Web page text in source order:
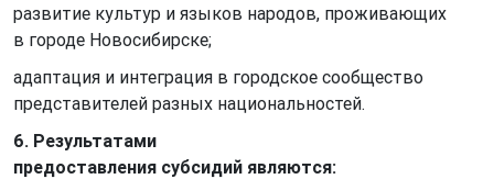
развитие культур и языков народов, проживающих
в городе Новосибирске;
адаптация и интеграция в городское сообщество
представителей разных национальностей.
6. Результатами
предоставления субсидий являются: